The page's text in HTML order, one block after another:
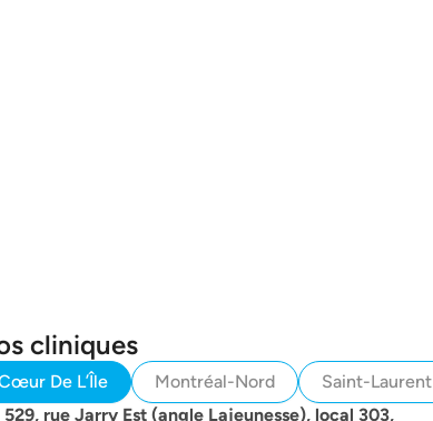
cliniques
De L’Île Montréal-Nord
Saint-Laurent
529, rue Jarry Est (angle Lajeunesse), local 303,